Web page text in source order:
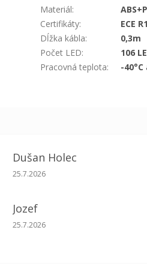
Materiál:
Certifikáty:
ECE
Dĺžka kábla:
0,3m
Počet LED:
106
Pracovná teplota: -40°C
Dušan Holec
Hodnotenie obchodu je 5 z 5
25.7.2026
Jozef
Hodnotenie obchodu je 5 z 5
25.7.2026